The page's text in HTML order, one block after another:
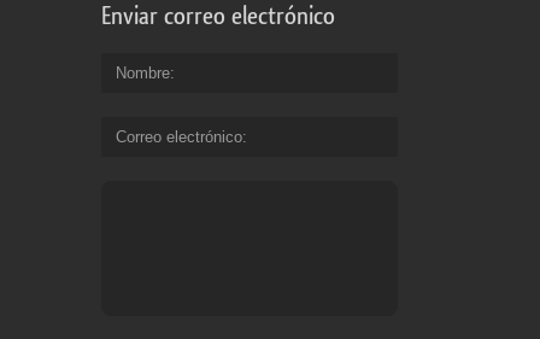
Enviar correo electrónico
Nombre
Correo electrónico